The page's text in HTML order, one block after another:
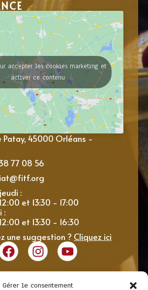
Gérer le consentement
accepter les cookies marketing et
activer ce contenu
Patay, 45000 Orléans -
77 08 56
:
et 13:30 - 17:00
:
et 13:30 - 16:30
une suggestion ? Cliquez ici